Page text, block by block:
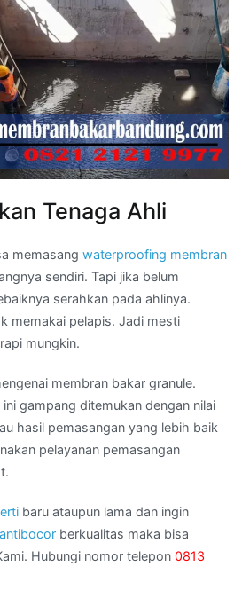
Tenaga Ahli
memasang waterproofing membran
sendiri. Tapi jika belum
serahkan pada ahlinya.
memakai pelapis. Jadi mesti
mungkin.
membran bakar granule.
ini gampang ditemukan dengan nilai
hasil pemasangan yang lebih baik
pelayanan pemasangan
baru ataupun lama dan ingin
antibocor berkualitas maka bisa
Hubungi nomor telepon 0813